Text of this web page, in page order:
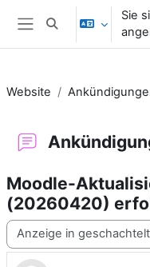
Zum Hauptinhalt
Website-Übersicht
Sucheingabe
Sie
Website
Moodle-
(20260420)
Anzeigemodus